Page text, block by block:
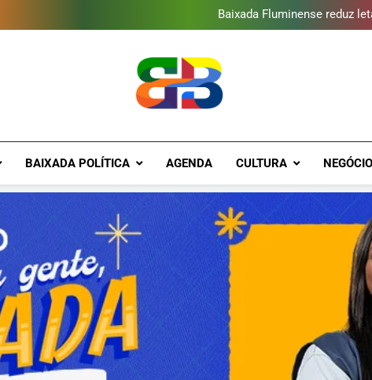
Baixada Fluminense reduz
Escola de Cinema EncontrArte
Novo Sesc Duque de Caxias terá
Baixada Fluminense reduz
Escola de Cinema EncontrArte
Programa ambiental
Novo Sesc Duque de Caxias terá
Brava Baixada
BAIXADA POLÍTICA AGENDA CULTURA